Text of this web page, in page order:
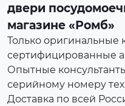
двери
магазине «Ромб»
Только
сертифицированные
Опытные
серийному номеру
Доставка по всей